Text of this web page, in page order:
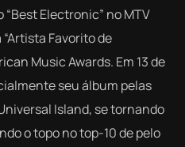
Electronic” no MTV
“Artista Favorito de
Music Awards. Em 13 de
seu álbum pelas
Island, se tornando
o topo no top-10 de pelo